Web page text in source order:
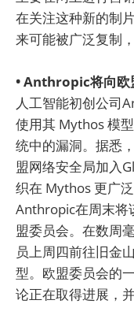
在关注这种新的制
来可能被广泛复制
• Anthropic将向欧
人工智能初创公司
使用其 Mythos 模
统中的漏洞。据悉
盟网络安全局加入
织在 Mythos 更广
Anthropic在周末将
盟委员会。​在数周
员上周四前往旧金
型。欧盟委员会的
论正在取得进展，